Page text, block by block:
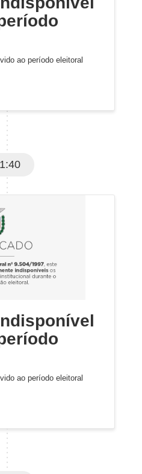
ao período eleitoral
ao período eleitoral